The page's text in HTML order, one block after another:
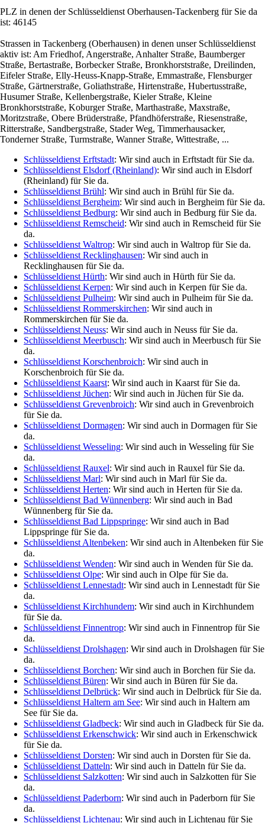
PLZ in denen der Schlüsseldienst Oberhausen-Tackenberg für Sie da
ist: 46145
Strassen in Tackenberg (Oberhausen) in denen unser Schlüsseldienst
aktiv ist: Am Friedhof, Angerstraße, Anhalter Straße, Baumberger
Straße, Bertastraße, Borbecker Straße, Bronkhorststraße, Dreilinden,
Eifeler Straße, Elly-Heuss-Knapp-Straße, Emmastraße, Flensburger
Straße, Gärtnerstraße, Goliathstraße, Hirtenstraße, Hubertusstraße,
Husumer Straße, Kellenbergstraße, Kieler Straße, Kleine
Bronkhorststraße, Koburger Straße, Marthastraße, Maxstraße,
Moritzstraße, Obere Brüderstraße, Pfandhöferstraße, Riesenstraße,
Ritterstraße, Sandbergstraße, Stader Weg, Timmerhausacker,
Tonderner Straße, Turmstraße, Wanner Straße, Wittestraße, ...
Schlüsseldienst Erftstadt: Wir sind auch in Erftstadt für Sie da.
Schlüsseldienst Elsdorf (Rheinland): Wir sind auch in Elsdorf
(Rheinland) für Sie da.
Schlüsseldienst Brühl: Wir sind auch in Brühl für Sie da.
Schlüsseldienst Bergheim: Wir sind auch in Bergheim für Sie da.
Schlüsseldienst Bedburg: Wir sind auch in Bedburg für Sie da.
Schlüsseldienst Remscheid: Wir sind auch in Remscheid für Sie
da.
Schlüsseldienst Waltrop: Wir sind auch in Waltrop für Sie da.
Schlüsseldienst Recklinghausen: Wir sind auch in
Recklinghausen für Sie da.
Schlüsseldienst Hürth: Wir sind auch in Hürth für Sie da.
Schlüsseldienst Kerpen: Wir sind auch in Kerpen für Sie da.
Schlüsseldienst Pulheim: Wir sind auch in Pulheim für Sie da.
Schlüsseldienst Rommerskirchen: Wir sind auch in
Rommerskirchen für Sie da.
Schlüsseldienst Neuss: Wir sind auch in Neuss für Sie da.
Schlüsseldienst Meerbusch: Wir sind auch in Meerbusch für Sie
da.
Schlüsseldienst Korschenbroich: Wir sind auch in
Korschenbroich für Sie da.
Schlüsseldienst Kaarst: Wir sind auch in Kaarst für Sie da.
Schlüsseldienst Jüchen: Wir sind auch in Jüchen für Sie da.
Schlüsseldienst Grevenbroich: Wir sind auch in Grevenbroich
für Sie da.
Schlüsseldienst Dormagen: Wir sind auch in Dormagen für Sie
da.
Schlüsseldienst Wesseling: Wir sind auch in Wesseling für Sie
da.
Schlüsseldienst Rauxel: Wir sind auch in Rauxel für Sie da.
Schlüsseldienst Marl: Wir sind auch in Marl für Sie da.
Schlüsseldienst Herten: Wir sind auch in Herten für Sie da.
Schlüsseldienst Bad Wünnenberg: Wir sind auch in Bad
Wünnenberg für Sie da.
Schlüsseldienst Bad Lippspringe: Wir sind auch in Bad
Lippspringe für Sie da.
Schlüsseldienst Altenbeken: Wir sind auch in Altenbeken für Sie
da.
Schlüsseldienst Wenden: Wir sind auch in Wenden für Sie da.
Schlüsseldienst Olpe: Wir sind auch in Olpe für Sie da.
Schlüsseldienst Lennestadt: Wir sind auch in Lennestadt für Sie
da.
Schlüsseldienst Kirchhundem: Wir sind auch in Kirchhundem
für Sie da.
Schlüsseldienst Finnentrop: Wir sind auch in Finnentrop für Sie
da.
Schlüsseldienst Drolshagen: Wir sind auch in Drolshagen für Sie
da.
Schlüsseldienst Borchen: Wir sind auch in Borchen für Sie da.
Schlüsseldienst Büren: Wir sind auch in Büren für Sie da.
Schlüsseldienst Delbrück: Wir sind auch in Delbrück für Sie da.
Schlüsseldienst Haltern am See: Wir sind auch in Haltern am
See für Sie da.
Schlüsseldienst Gladbeck: Wir sind auch in Gladbeck für Sie da.
Schlüsseldienst Erkenschwick: Wir sind auch in Erkenschwick
für Sie da.
Schlüsseldienst Dorsten: Wir sind auch in Dorsten für Sie da.
Schlüsseldienst Datteln: Wir sind auch in Datteln für Sie da.
Schlüsseldienst Salzkotten: Wir sind auch in Salzkotten für Sie
da.
Schlüsseldienst Paderborn: Wir sind auch in Paderborn für Sie
da.
Schlüsseldienst Lichtenau: Wir sind auch in Lichtenau für Sie